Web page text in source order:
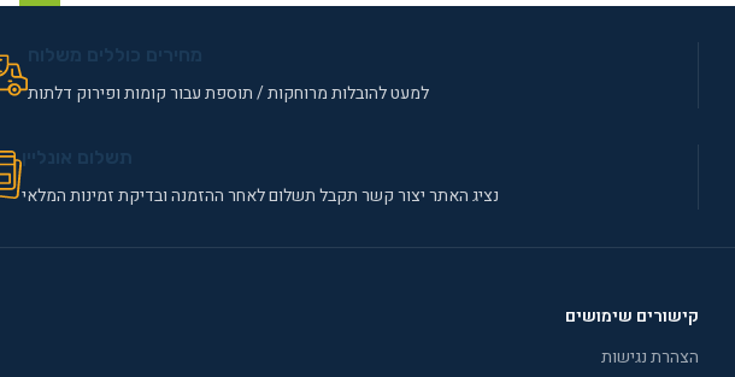
למעט להובלות מרוחקות / תוספת עבור קומות ופירוק דלתות
נציג האתר יצור קשר תקבל תשלום לאחר ההזמנה ובדיקת זמינות המלאי
קישורים שימושים
הצהרת נגישות